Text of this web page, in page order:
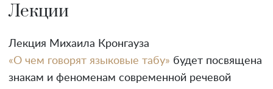
Лекции
Лекция Михаила Кронгауза
«О чем говорят языковые табу» будет посвящена
знакам и феноменам современной речевой